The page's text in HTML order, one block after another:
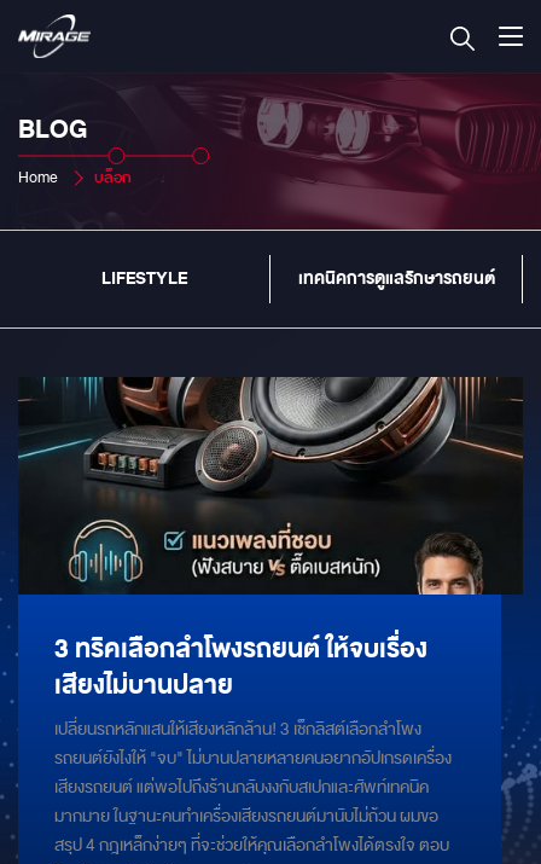
BLOG
Home บล็อก
LIFESTYLE เทคนิคการดูแลรักษารถยนต์
3 ทริคเลือกลำโพงรถยนต์ ให้จบเรื่อง
เสียงไม่บานปลาย
เปลี่ยนรถหลักแสนให้เสียงหลักล้าน! 3 เช็กลิสต์เลือกลำโพง
รถยนต์ยังไงให้ "จบ" ไม่บานปลายหลายคนอยากอัปเกรดเครื่อง
เสียงรถยนต์ แต่พอไปถึงร้านกลับงงกับสเปกและศัพท์เทคนิค
มากมาย ในฐานะคนทำเครื่องเสียงรถยนต์มานับไม่ถ้วน ผมขอ
สรุป 4 กฎเหล็กง่ายๆ ที่จะช่วยให้คุณเลือกลำโพงได้ตรงใจ ตอบ